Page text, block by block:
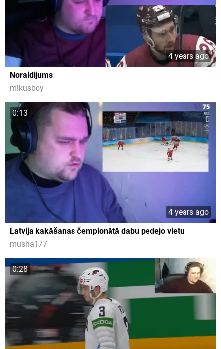
4 years ago
Noraidijums
mikusboy
0:13
4 years ago
Latvija kakāšanas čempionātā dabu pedejo vietu
musha177
0:28